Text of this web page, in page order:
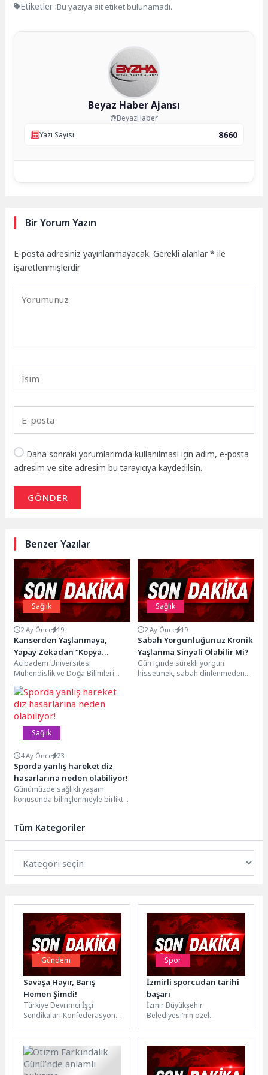
Etiketler :Bu yazıya ait etiket bulunamadı.
Beyaz Haber Ajansı
@BeyazHaber
Yazı Sayısı
8660
Bir Yorum Yazın
E-posta adresiniz yayınlanmayacak. Gerekli alanlar* ile
işaretlenmişlerdir
Daha sonraki yorumlarımda kullanılması için adım, e-posta
adresim ve site adresim bu tarayıcıya kaydedilsin.
GÖNDER
Benzer Yazılar
Sağlık
2 Ay Önce 19
Kanserden Yaşlanmaya,
Yapay Zekadan “Kopya
Organlara”
Acıbadem Üniversitesi
Mühendislik ve Doğa Bilimleri
Fakültesi Moleküler Biyoloji ve
Genetik Bölümü ev sahipliğinde
düzenlenen...
Sağlık
2 Ay Önce 19
Sabah Yorgunluğunuz Kronik
Yaşlanma Sinyali Olabilir Mi?
Gün içinde sürekli yorgun
hissetmek, sabah dinlenmeden
Sağlık
4 Ay Önce 23
Sporda yanlış hareket diz
hasarlarına neden olabiliyor!
Günümüzde sağlıklı yaşam
konusunda bilinçlenmeyle birlikte
Tüm Kategoriler
Gündem
Savaşa Hayır, Barış
Hemen Şimdi!
Türkiye Devrimci İşçi
Sendikaları Konfederasyonu
Sendikaları Konfederasyonu
(KESK), Türk Mühendis ve
Mimar...
Spor
İzmirli sporcudan tarihi
başarı
İzmir Büyükşehir
Belediyesi’nin özel
Öztürk, Bulgaristan’da
düzenlenen Down
Sendromlular Dünya
Şampiyonası’nda dört altın...